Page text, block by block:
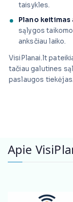
taisykles.
Plano keitimas
sąlygos
anksčiau laiko.
VisiPlanai.lt
tačiau galutines
paslaugos tiekėjas.
Apie